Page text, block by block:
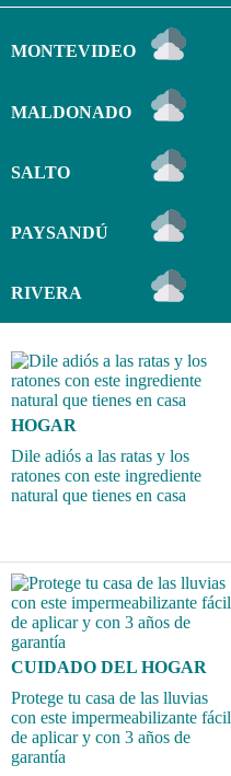
MONTEVIDEO
MALDONADO
SALTO
PAYSANDÚ
RIVERA
HOGAR
Dile adiós a las ratas y los
ratones con este ingrediente
natural que tienes en casa
CUIDADO DEL HOGAR
Protege tu casa de las lluvias
con este impermeabilizante fácil
de aplicar y con 3 años de
garantía